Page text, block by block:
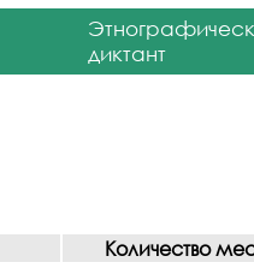
диктант
Количество